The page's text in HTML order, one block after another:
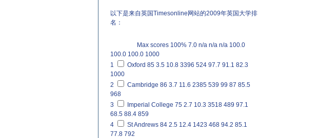
以下是来自英国Timesonline网站的2009年英国大学排
名：
Max scores 100% 7.0 n/a n/a n/a 100.0
100.0 100.0 1000
1
Oxford 85 3.5 10.8 3396 524 97.7 91.1 82.3
1000
2
Cambridge 86 3.7 11.6 2385 539 99 87 85.5
968
3
Imperial College 75 2.7 10.3 3518 489 97.1
68.5 88.4 859
4
St Andrews 84 2.5 12.4 1423 468 94.2 85.1
77.8 792